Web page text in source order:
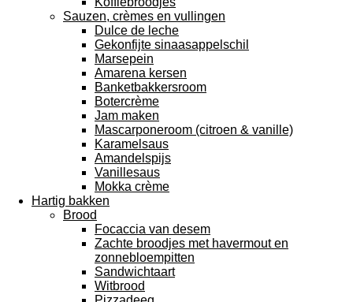
Sauzen, crèmes en vullingen
Dulce de leche
Gekonfijte sinaasappelschil
Marsepein
Amarena kersen
Banketbakkersroom
Botercrème
Jam maken
Mascarponeroom (citroen & vanille)
Karamelsaus
Amandelspijs
Vanillesaus
Mokka crème
Hartig bakken
Brood
Focaccia van desem
Zachte broodjes met havermout en
zonnebloempitten
Sandwichtaart
Witbrood